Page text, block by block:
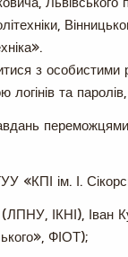
з
та
«КПІ ім. І.
ІКНІ),
ФІОТ);